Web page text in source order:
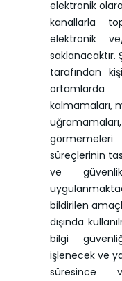
elektronik
kanallarla
elektronik
saklanacaktır.
tarafından
ortamlarda
kalmamaları,
süreçlerinin
ve
bildirilen
dışında
bilgi
işlenecek ve